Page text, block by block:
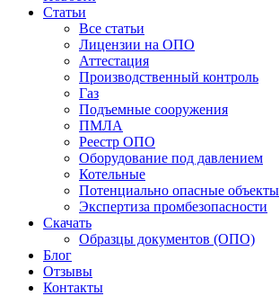
Статьи
Все статьи
Лицензии на ОПО
Аттестация
Производственный контроль
Газ
Подъемные сооружения
ПМЛА
Реестр ОПО
Оборудование под давлением
Котельные
Потенциально опасные объекты
Экспертиза промбезопасности
Скачать
Образцы документов (ОПО)
Блог
Отзывы
Контакты